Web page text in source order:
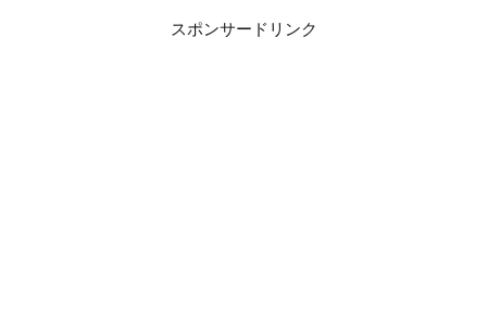
スポンサードリンク